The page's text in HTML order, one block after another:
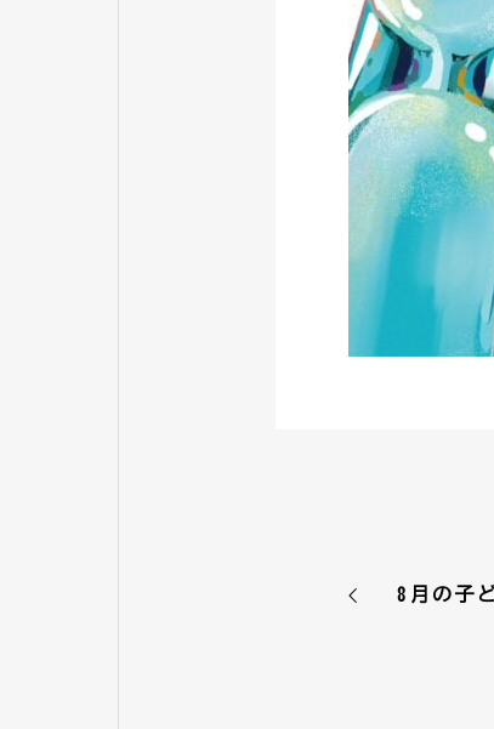
8月の子